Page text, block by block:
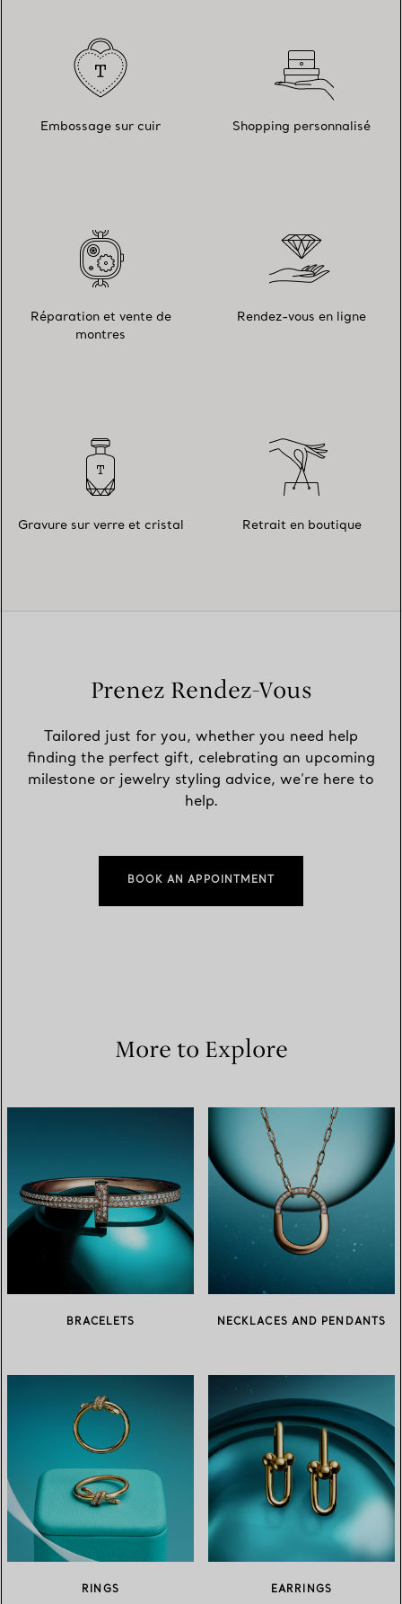
Embossage sur cuir Shopping personnalisé
Réparation et vente de
montres
Rendez-vous en ligne
Gravure sur verre et cristal Retrait en boutique
Prenez Rendez-Vous
Tailored just for you, whether you need help
finding the perfect gift, celebrating an upcoming
milestone or jewelry styling advice, we’re here to
help.
BOOK AN APPOINTMENT
More to Explore
BRACELETS NECKLACES AND PENDANTS
RINGS EARRINGS